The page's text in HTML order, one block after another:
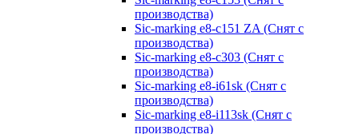
производства)
Sic-marking e8-c151 ZA (Снят с
производства)
Sic-marking e8-c303 (Снят с
производства)
Sic-marking e8-i61sk (Снят с
производства)
Sic-marking e8-i113sk (Снят с
производства)